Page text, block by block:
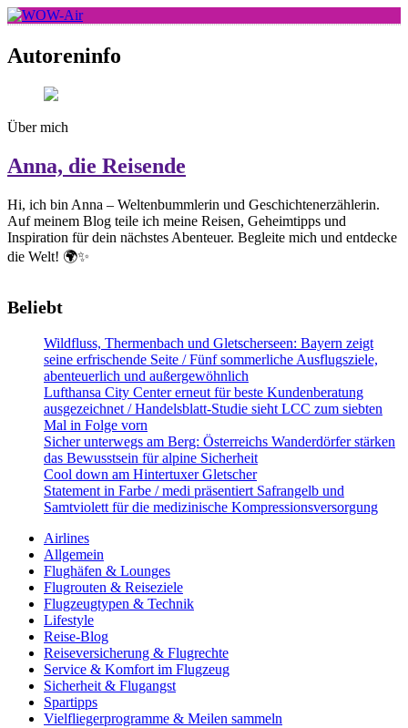
Skip
to
content
WOW-Air
Autoreninfo
Über mich
Anna, die Reisende
Hi, ich bin Anna – Weltenbummlerin und Geschichtenerzählerin.
Auf meinem Blog teile ich meine Reisen, Geheimtipps und
Inspiration für dein nächstes Abenteuer. Begleite mich und entdecke
die Welt! 🌍✨
Beliebt
Wildfluss, Thermenbach und Gletscherseen: Bayern zeigt
seine erfrischende Seite / Fünf sommerliche Ausflugsziele,
abenteuerlich und außergewöhnlich
Lufthansa City Center erneut für beste Kundenberatung
ausgezeichnet / Handelsblatt-Studie sieht LCC zum siebten
Mal in Folge vorn
Sicher unterwegs am Berg: Österreichs Wanderdörfer stärken
das Bewusstsein für alpine Sicherheit
Cool down am Hintertuxer Gletscher
Statement in Farbe / medi präsentiert Safrangelb und
Samtviolett für die medizinische Kompressionsversorgung
Airlines
Allgemein
Flughäfen & Lounges
Flugrouten & Reiseziele
Flugzeugtypen & Technik
Lifestyle
Reise-Blog
Reiseversicherung & Flugrechte
Service & Komfort im Flugzeug
Sicherheit & Flugangst
Spartipps
Vielfliegerprogramme & Meilen sammeln